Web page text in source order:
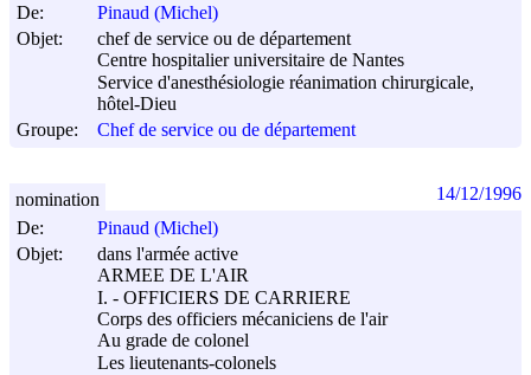
De:
Pinaud (Michel)
Objet:
chef de service ou de département
Centre hospitalier universitaire de Nantes
Service d'anesthésiologie réanimation chirurgicale,
hôtel-Dieu
Groupe:
Chef de service ou de département
De:
Pinaud (Michel)
Objet:
dans l'armée active
ARMEE DE L'AIR
I. - OFFICIERS DE CARRIERE
Corps des officiers mécaniciens de l'air
Au grade de colonel
Les lieutenants-colonels
nomination 14/12/1996